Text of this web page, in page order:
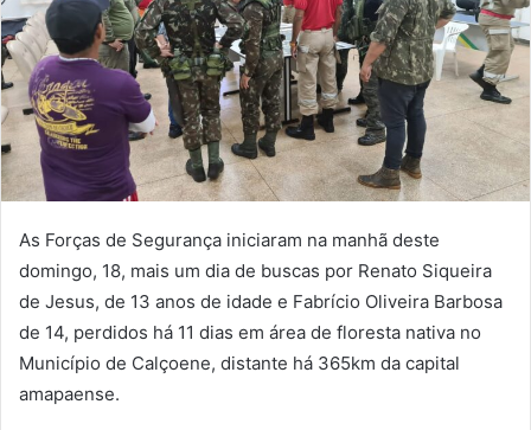
As Forças de Segurança iniciaram na manhã deste
domingo, 18, mais um dia de buscas por Renato Siqueira
de Jesus, de 13 anos de idade e Fabrício Oliveira Barbosa
de 14, perdidos há 11 dias em área de floresta nativa no
Município de Calçoene, distante há 365km da capital
amapaense.